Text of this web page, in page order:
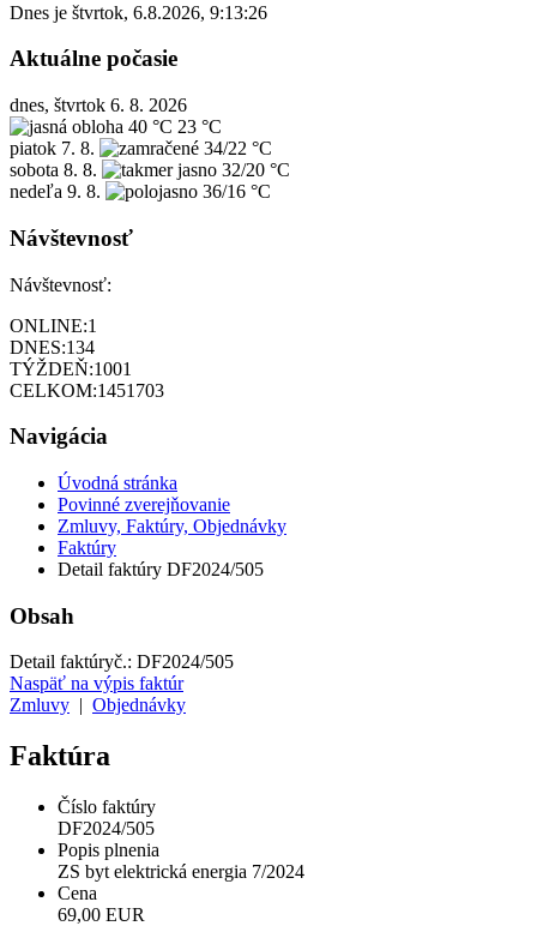
Dnes je štvrtok, 6.8.2026, 9:13:26
Aktuálne počasie
dnes, štvrtok 6. 8. 2026
40 °C 23 °C
piatok 7. 8.
34/22 °C
sobota 8. 8.
32/20 °C
nedeľa 9. 8. 36/16 °C
Návštevnosť
Návštevnosť:
ONLINE:1
DNES:134
TÝŽDEŇ:1001
CELKOM:1451703
Navigácia
Úvodná stránka
Povinné zverejňovanie
Zmluvy, Faktúry, Objednávky
Faktúry
Detail faktúry DF2024/505
Obsah
Detail faktúryč.: DF2024/505
Naspäť na výpis faktúr
Zmluvy
Objednávky
Faktúra
Číslo faktúry
DF2024/505
Popis plnenia
ZS byt elektrická energia 7/2024
Cena
69,00 EUR